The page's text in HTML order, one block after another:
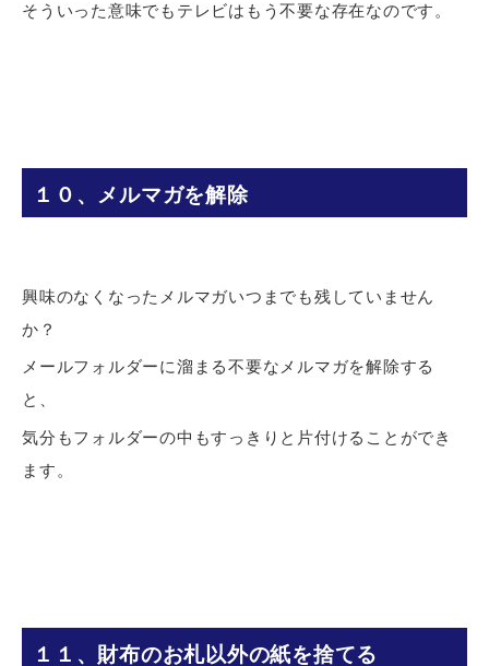
そういった意味でもテレビはもう不要な存在なのです。
１０、メルマガを解除
興味のなくなったメルマガいつまでも残していません
か？
メールフォルダーに溜まる不要なメルマガを解除する
と、
気分もフォルダーの中もすっきりと片付けることができ
ます。
１１、財布のお札以外の紙を捨てる